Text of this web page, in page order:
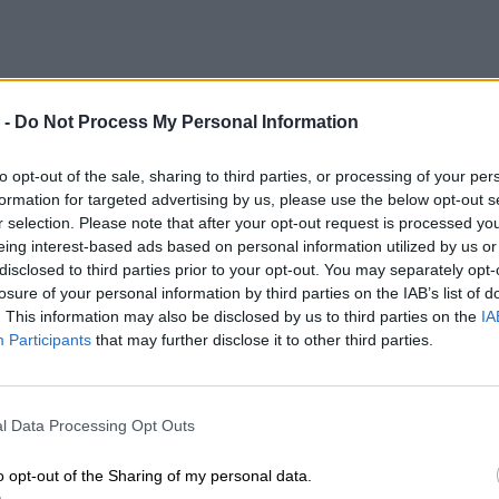
- Do Not Process My Personal Information
opt-out of the sale, sharing to third parties, or processing of your
for targeted advertising by us, please use the below opt-out
selection. Please note that after your opt-out request is processed
interest-based ads based on personal information utilized by us
to third parties prior to your opt-out. You may separately
of your personal information by third parties on the IAB’s list of
This information may also be disclosed by us to third parties on the
Participants that may further disclose it to other third parties.
Data Processing Opt Outs
opt-out of the Sharing of my personal data.
zamówienia od 5-14 dni.
kompatybilności baterii prosimy o kontakt, w celu
może być kompatybilna z laptopami Lenovo:
IBM/Lenovo ThinkPad X X220i
IBM/Lenovo ThinkPad X X220